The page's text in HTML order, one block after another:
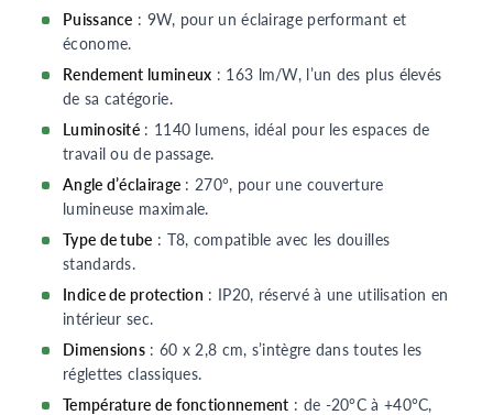
Puissance : 9W, pour un éclairage performant et
économe.
Rendement lumineux : 163 lm/W, l’un des plus élevés
de sa catégorie.
Luminosité : 1140 lumens, idéal pour les espaces de
travail ou de passage.
Angle d’éclairage : 270°, pour une couverture
lumineuse maximale.
Type de tube : T8, compatible avec les douilles
standards.
Indice de protection : IP20, réservé à une utilisation en
intérieur sec.
Dimensions : 60 x 2,8 cm, s’intègre dans toutes les
réglettes classiques.
Température de fonctionnement : de -20°C à +40°C,